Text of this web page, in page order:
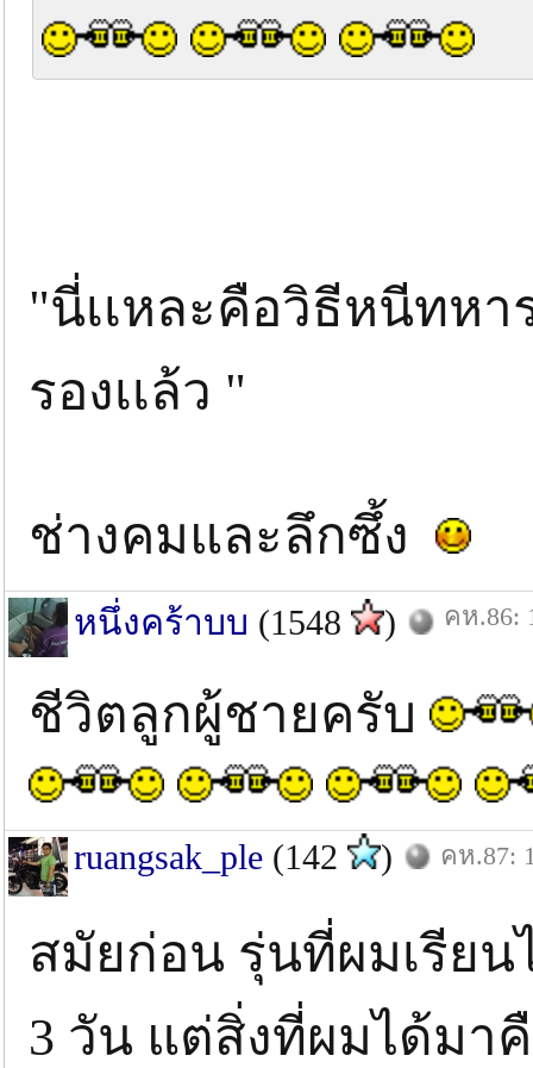
"นี่เเหละคือวิธีหนีทห
รองเเล้ว "
ช่างคมและลึกซึ้ง
หนึ่งคร้าบบ (1548 ) คห.86:
ชีวิตลูกผู้ชายครับ
ruangsak_ple (142 ) คห.87:
สมัยก่อน รุ่นที่ผมเรีย
3 วัน แต่สิ่งที่ผมได้มา